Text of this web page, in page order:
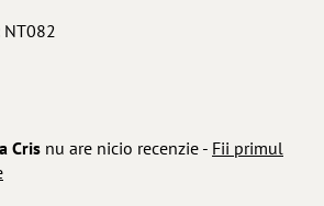
NT082
Cris nu are nicio recenzie - Fii primul